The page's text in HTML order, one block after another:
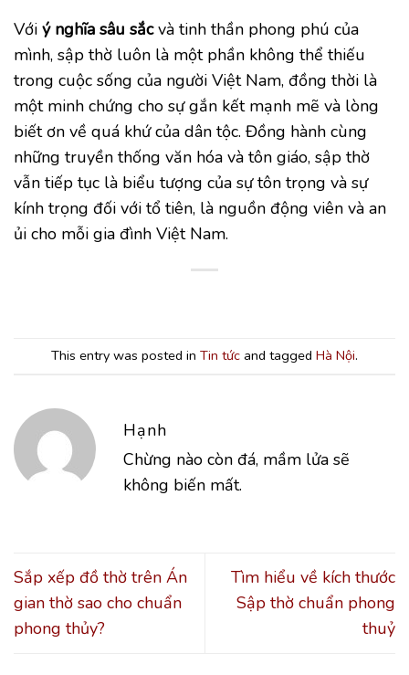
Với ý nghĩa sâu sắcvà tinh thần phong phú của
mình, sập thờ luôn là một phần không thể thiếu
trong cuộc sống của người Việt Nam, đồng thời là
một minh chứng cho sự gắn kết mạnh mẽ và lòng
biết ơn về quá khứ của dân tộc. Đồng hành cùng
những truyền thống văn hóa và tôn giáo, sập thờ
vẫn tiếp tục là biểu tượng của sự tôn trọng và sự
kính trọng đối với tổ tiên, là nguồn động viên và an
ủi cho mỗi gia đình Việt Nam.
This entry was posted in Tin tức and tagged Hà Nội.
Hạnh
Chừng nào còn đá, mầm lửa sẽ
không biến mất.
Sắp xếp đồ thờ trên Án
gian thờ sao cho chuẩn
phong thủy?
Tìm hiểu về kích thước
Sập thờ chuẩn phong
thuỷ